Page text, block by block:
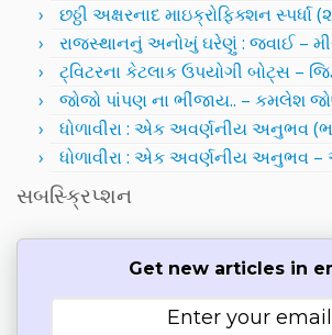
છઠ્ઠી અક્ષરનાદ માઇક્રોફિક્શન સ્પર્ધા
રાજસ્થાનનું અનોખું ઘરેણું : જવાઈ –
ટ્વિટરના કેટલાક ઉપયોગી બોટ્સ –
જોજો પાંપણ ના ભીંજાય.. – કમલેશ
ધોળાવીરા : એક અવર્ણનીય અનુભવ
ધોળાવીરા : એક અવર્ણનીય અનુભવ –
સબસ્ક્રિપ્શન
Get new articles in